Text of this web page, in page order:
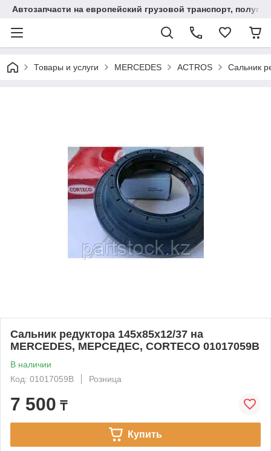
Автозапчасти на европейский грузовой транспорт,
Товары и услуги MERCEDES ACTROS Сальник
Сальник редуктора 145x85x12/37 на
MERCEDES, МЕРСЕДЕС, CORTECO 01017059B
В наличии
Код: 01017059B
Розница
7 500 ₸
Купить